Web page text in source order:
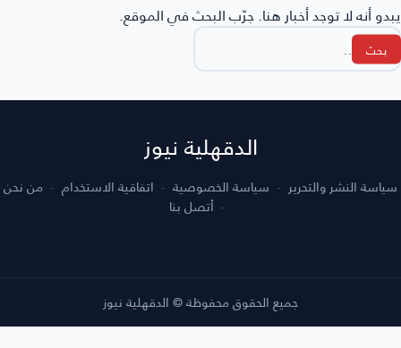
يبدو أنه لا توجد أخبار هنا. جرّب البحث في الموقع.
البحث
عن:
الدقهلية نيوز
سياسة النشر والتحرير سياسة الخصوصية اتفاقية الاستخدام
من نحن
أتصل بنا
جميع الحقوق محفوظة © الدقهلية نيوز